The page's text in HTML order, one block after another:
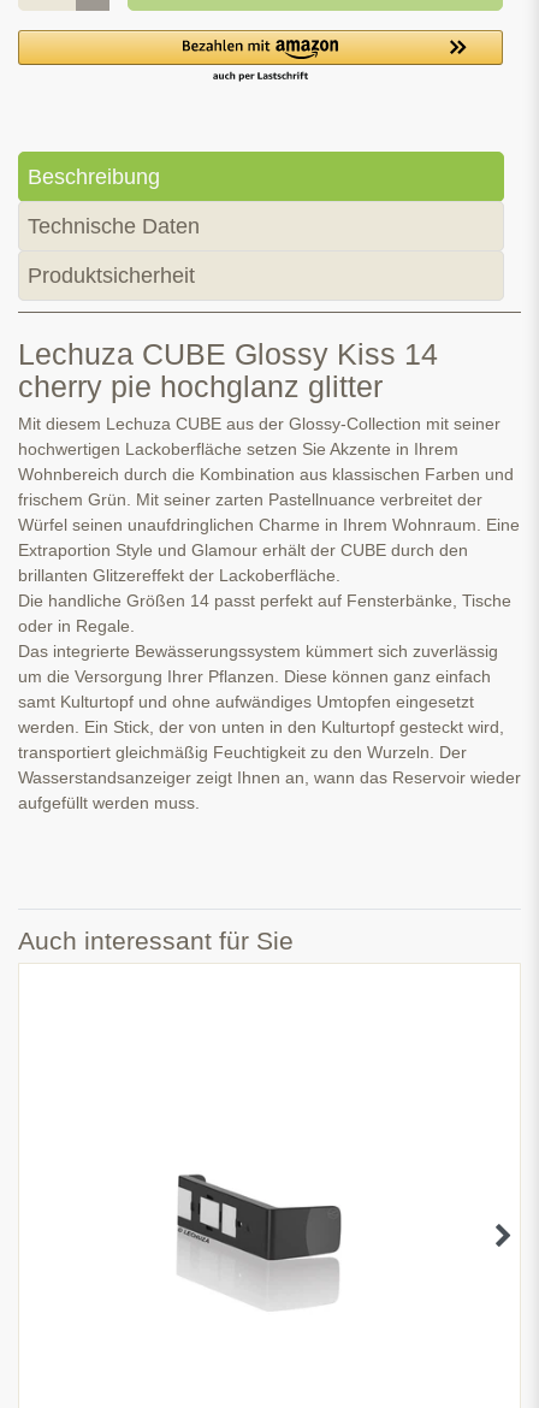
Beschreibung
Technische Daten
Produktsicherheit
Lechuza CUBE Glossy Kiss 14
cherry pie hochglanz glitter
Mit diesem Lechuza CUBE aus der Glossy-Collection mit seiner
hochwertigen Lackoberfläche setzen Sie Akzente in Ihrem
Wohnbereich durch die Kombination aus klassischen Farben und
frischem Grün. Mit seiner zarten Pastellnuance verbreitet der
Würfel seinen unaufdringlichen Charme in Ihrem Wohnraum. Eine
Extraportion Style und Glamour erhält der CUBE durch den
brillanten Glitzereffekt der Lackoberfläche.
Die handliche Größen 14 passt perfekt auf Fensterbänke, Tische
oder in Regale.
Das integrierte Bewässerungssystem kümmert sich zuverlässig
um die Versorgung Ihrer Pflanzen. Diese können ganz einfach
samt Kulturtopf und ohne aufwändiges Umtopfen eingesetzt
werden. Ein Stick, der von unten in den Kulturtopf gesteckt wird,
transportiert gleichmäßig Feuchtigkeit zu den Wurzeln. Der
Wasserstandsanzeiger zeigt Ihnen an, wann das Reservoir wieder
aufgefüllt werden muss.
Auch interessant für Sie